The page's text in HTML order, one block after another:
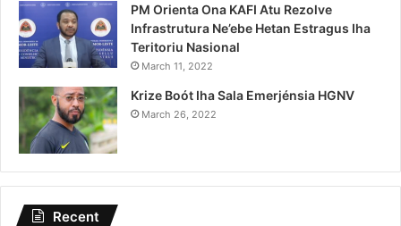
PM Orienta Ona KAFI Atu Rezolve
Infrastrutura Ne’ebe Hetan Estragus Iha
Teritoriu Nasional
March 11, 2022
Krize Boót Iha Sala Emerjénsia HGNV
March 26, 2022
Recent